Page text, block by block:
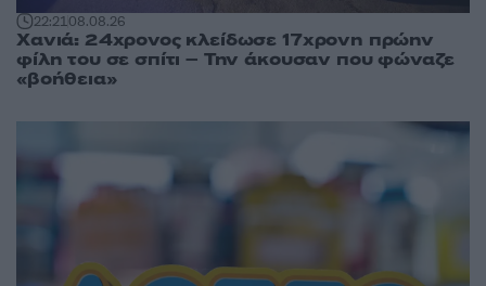
22:2108.08.26
Χανιά: 24χρονος κλείδωσε 17χρονη πρώην
φίλη του σε σπίτι – Την άκουσαν που φώναζε
«βοήθεια»